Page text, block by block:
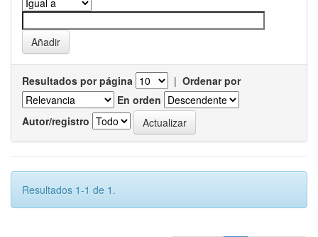
Resultados por página | Ordenar por
En orden
Autor/registro
Resultados 1-1 de 1.